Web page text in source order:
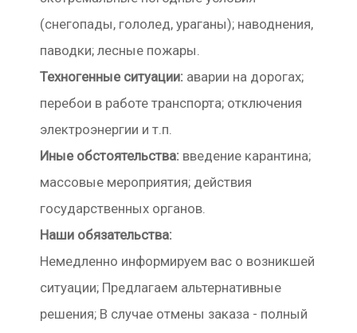
(снегопады, гололед, ураганы); наводнения,
паводки; лесные пожары.
Техногенные ситуации: аварии на дорогах;
перебои в работе транспорта; отключения
электроэнергии и т.п.
Иные обстоятельства: введение карантина;
массовые мероприятия; действия
государственных органов.
Наши обязательства:
Немедленно информируем вас о возникшей
ситуации; Предлагаем альтернативные
решения; В случае отмены заказа - полный